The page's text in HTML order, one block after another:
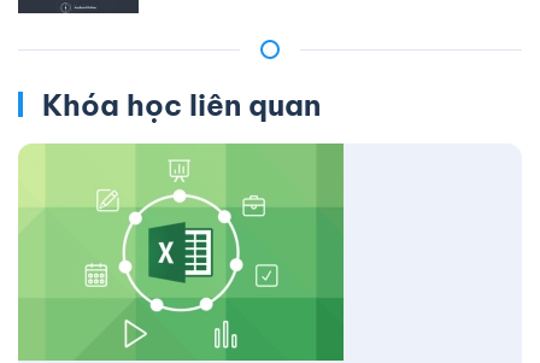
Khóa học liên quan